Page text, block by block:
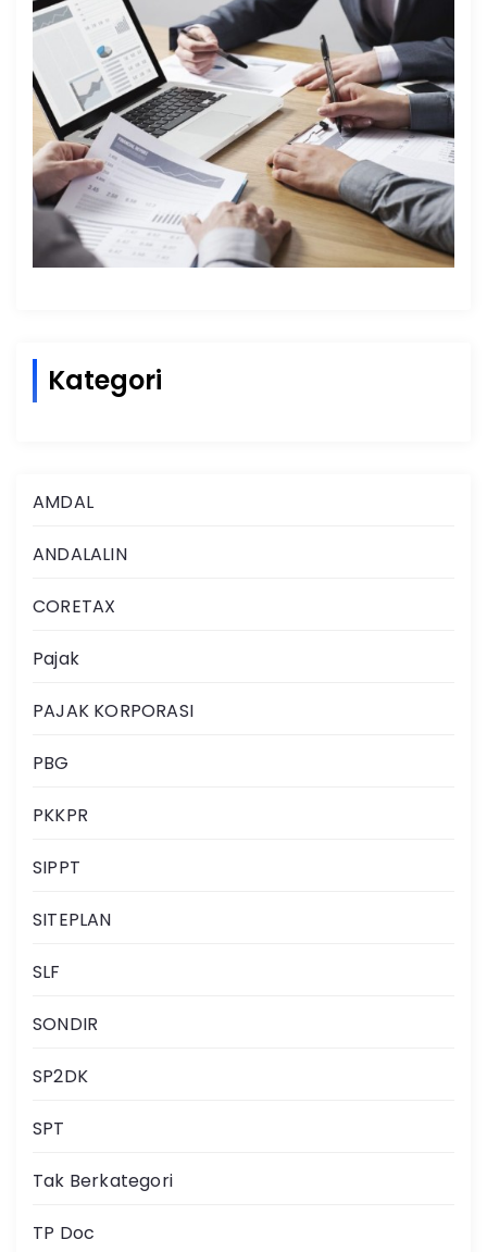
Kategori
AMDAL
ANDALALIN
CORETAX
Pajak
PAJAK KORPORASI
PBG
PKKPR
SIPPT
SITEPLAN
SLF
SONDIR
SP2DK
SPT
Tak Berkategori
TP Doc